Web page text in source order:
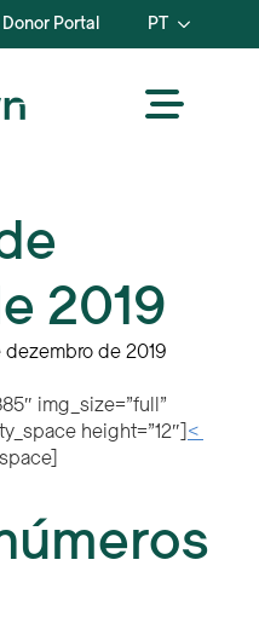
Donor Portal PT
2019
dezembro de 2019
img_size=”full”
height=”12″]<